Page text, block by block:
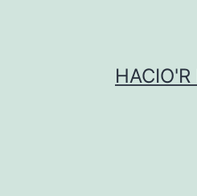
HACIO'R